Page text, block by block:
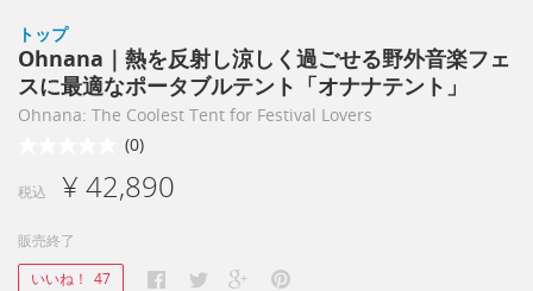
トップ
Ohnana｜熱を反射し涼しく過ごせる野外音楽フェ
スに最適なポータブルテント「オナナテント」
Ohnana: The Coolest Tent for Festival Lovers
(0)
税込 ¥ 42,890
販売終了
いいね！ 47